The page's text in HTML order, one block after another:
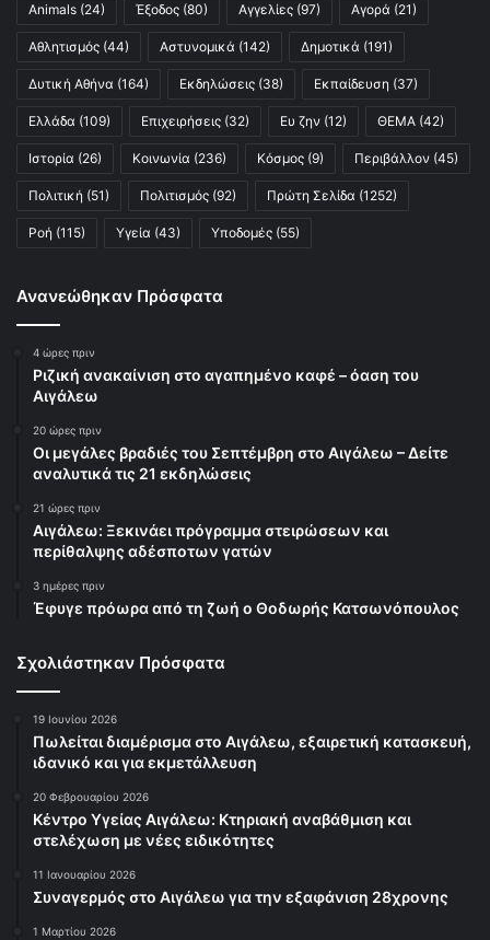
Animals (24) Έξοδος (80) Αγγελίες (97) Αγορά (21)
Αθλητισμός (44) Αστυνομικά (142) Δημοτικά (191)
Δυτική Αθήνα (164) Εκδηλώσεις (38) Εκπαίδευση (37)
Ελλάδα (109) Επιχειρήσεις (32) Ευ ζην (12) ΘΕΜΑ (42)
Ιστορία (26) Κοινωνία (236) Κόσμος (9) Περιβάλλον (45)
Πολιτική (51) Πολιτισμός (92) Πρώτη Σελίδα (1252)
Ροή (115) Υγεία (43) Υποδομές (55)
Ανανεώθηκαν Πρόσφατα
4 ώρες πριν
Ριζική ανακαίνιση στο αγαπημένο καφέ – όαση του
Αιγάλεω
20 ώρες πριν
Οι μεγάλες βραδιές του Σεπτέμβρη στο Αιγάλεω – Δείτε
αναλυτικά τις 21 εκδηλώσεις
21 ώρες πριν
Αιγάλεω: Ξεκινάει πρόγραμμα στειρώσεων και
περίθαλψης αδέσποτων γατών
3 ημέρες πριν
Έφυγε πρόωρα από τη ζωή ο Θοδωρής Κατσωνόπουλος
Σχολιάστηκαν Πρόσφατα
19 Ιουνίου 2026
Πωλείται διαμέρισμα στο Αιγάλεω, εξαιρετική κατασκευή,
ιδανικό και για εκμετάλλευση
20 Φεβρουαρίου 2026
Κέντρο Υγείας Αιγάλεω: Κτηριακή αναβάθμιση και
στελέχωση με νέες ειδικότητες
11 Ιανουαρίου 2026
Συναγερμός στο Αιγάλεω για την εξαφάνιση 28χρονης
1 Μαρτίου 2026